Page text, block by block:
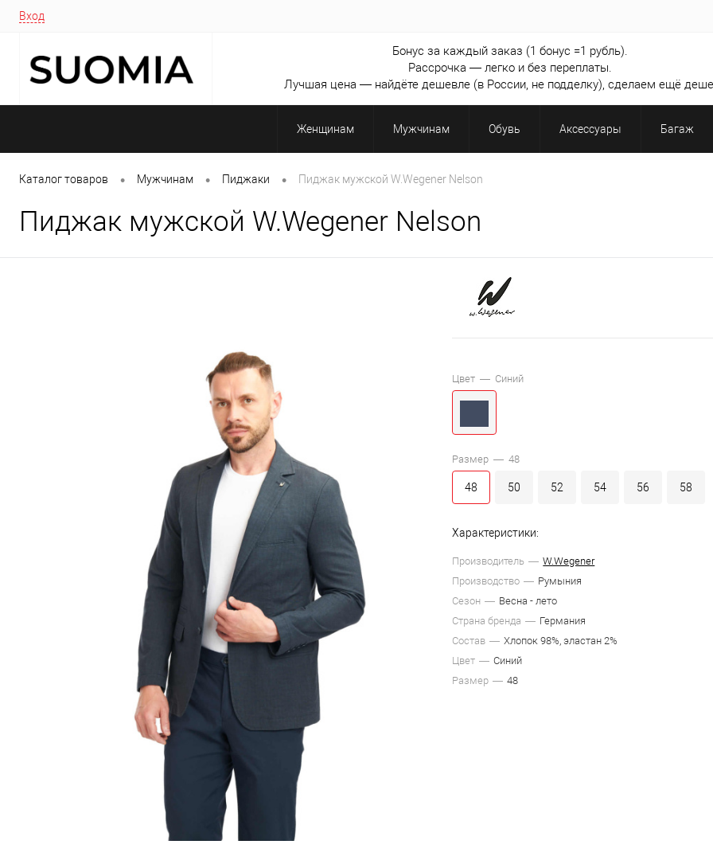
Вход
Бонус за каждый заказ (1 бонус =1 рубль).
Рассрочка — легко и без переплаты.
Лучшая цена — найдёте дешевле (в России, не подделку), сделаем ещё
Женщинам Мужчинам Обувь Аксессуары Багаж
Каталог товаров • Мужчинам • Пиджаки • Пиджак мужской W.Wegener Nelson
Пиджак мужской W.Wegener Nelson
Цвет — Синий
Размер —48
48 50 52 54 56 58
Характеристики:
Производитель
W.Wegener
Производство
Румыния
Сезон
Весна - лето
Страна бренда
Германия
Состав
Хлопок 98%, эластан 2%
Цвет
Синий
Размер
48